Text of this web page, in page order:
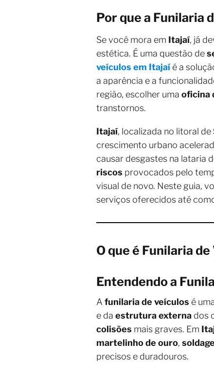
Por que a Funilaria
Se você mora em Itajaí, já
estética. É uma questão de
veículos em Itajaí é a
a aparência e a
região, escolher uma oficina
transtornos.
Itajaí, localizada no litoral de
crescimento urbano
causar desgastes na lataria
riscos provocados pelo
visual de novo. Neste guia,
serviços oferecidos até
O que é Funilaria
Entendendo a
A funilaria de veículos é
e da estrutura externa dos
colisões mais graves. Em
martelinho de ouro,
precisos e duradouros.